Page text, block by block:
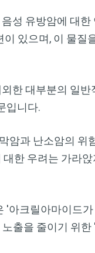
성 유방암에 대
있으며, 이 물질
한 대부분의 일반
입니다.
암과 난소암의 위
한 우려는 가라
'아크릴아마이드
출을 줄이기 위한